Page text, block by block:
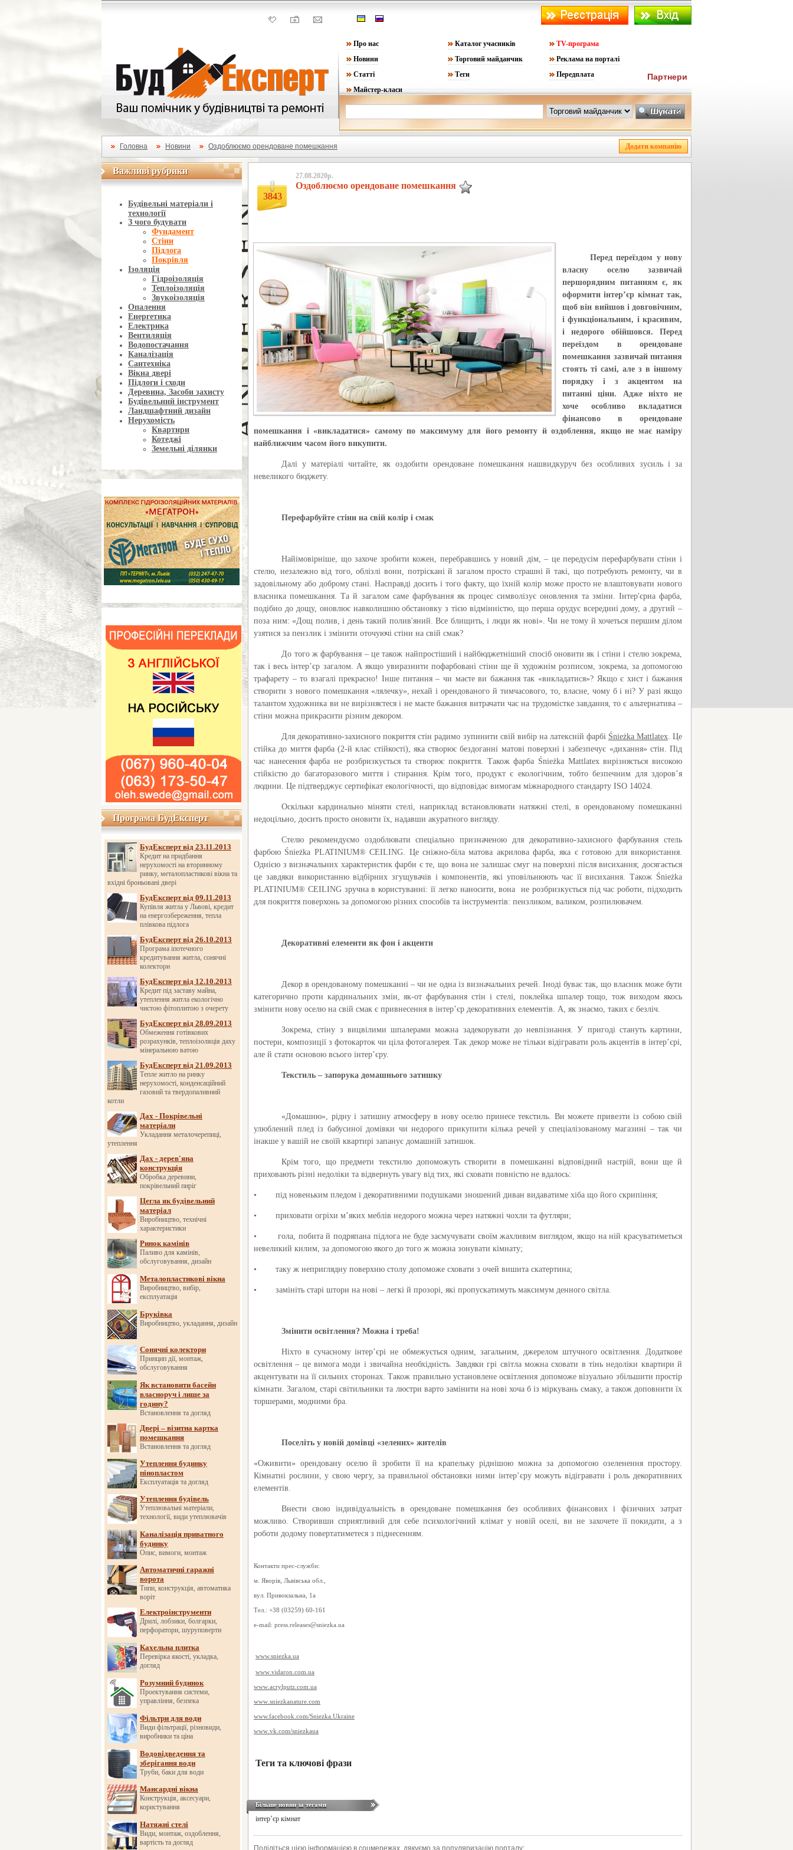
Про нас Каталог учасників
TV-програма
Новини
Торговий майданчик
Реклама на порталі
Статті
Теги
Передплата
Майстер-класи
Партнери
Головна Новини Оздоблюємо орендоване помешкання
Важливі рубрики
Важливі рубрики
Будівельні матеріали і
технології
З чого будувати
Фундамент
Стіни
Підлога
Покрівля
Ізоляція
Гідроізоляція
Теплоізоляція
Звукоізоляція
Опалення
Енергетика
Електрика
Вентиляція
Водопостачання
Каналізація
Сантехніка
Вікна двері
Підлоги і сходи
Деревина, Засоби захисту
Будівельний інструмент
Ландшафтний дизайн
Нерухомість
Квартири
Котеджі
Земельні ділянки
Програма БудЕксперт
Програма БудЕксперт
БудЕксперт від 23.11.2013
Кредит на придбання
нерухомості на вторинному
ринку, металопластикові вікна та
вхідні броньовані двері
БудЕксперт від 09.11.2013
Купівля житла у Львові, кредит
на енергозбереження, тепла
плівкова підлога
БудЕксперт від 26.10.2013
Програма іпотечного
кредитування житла, сонячні
колектори
БудЕксперт від 12.10.2013
Кредит під заставу майна,
утеплення житла екологічно
чистою фітоплитою з очерету
БудЕксперт від 28.09.2013
Обмеження готівкових
розрахунків, теплоізоляція даху
мінеральною ватою
БудЕксперт від 21.09.2013
Тепле житло на ринку
нерухомості, конденсаційний
газовий та твердопаливний
котли
Дах - Покрівельні
матеріали
Укладання металочерепиці,
утеплення
Дах - дерев'яна
конструкція
Обробка деревини,
покрівельний пиріг
Цегла як будівельний
матеріал
Виробництво, технічні
характеристики
Ринок камінів
Паливо для камінів,
обслуговування, дизайн
Металопластикові вікна
Виробництво, вибір,
експлуатація
Бруківка
Виробництво, укладання, дизайн
Сонячні колектори
Принцип дії, монтаж,
обслуговування
Як встановити басейн
власноруч і лише за
годину?
Встановлення та догляд
Двері – візитна картка
помешкання
Встановлення та догляд
Утеплення будинку
пінопластом
Експлуатація та догляд
Утеплення будівель
Утеплювальні матеріали,
технології, види утеплювачів
Каналізація приватного
будинку
Опис, вимоги, монтаж
Автоматичні гаражні
ворота
Типи, конструкція, автоматика
воріт
Електроінструменти
Дрилі, лобзики, болгарки,
перфоратори, шуруповерти
Кахельна плитка
Перевірка якості, укладка,
догляд
Розумний будинок
Проектування системи,
управління, безпека
Фільтри для води
Види фільтрації, різновиди,
виробники та ціна
Водовідведення та
зберігання води
Труби, баки для води
Мансардні вікна
Конструкція, аксесуари,
користування
Натяжні стелі
Види, монтаж, оздоблення,
вартість та догляд
3843
27.08.2020р.
Оздоблюємо орендоване помешкання
Перед переїздом у нову
власну оселю зазвичай
першорядним питанням є, як
оформити інтер’єр кімнат так,
щоб він вийшов і довговічним,
і функціональним, і красивим,
і недорого обійшовся. Перед
переїздом в орендоване
помешкання зазвичай питання
стоять ті самі, але з в іншому
порядку і з акцентом на
питанні ціни. Адже ніхто не
хоче особливо вкладатися
фінансово в орендоване
помешкання і «викладатися» самому по максимуму для його ремонту й оздоблення, якщо не має наміру
найближчим часом його викупити.
Далі у матеріалі читайте, як оздобити орендоване помешкання нашвидкуруч без особливих зусиль і за
невеликого бюджету.
Перефарбуйте стіни на свій колір і смак
Найімовірніше, що захоче зробити кожен, перебравшись у новий дім, – це передусім перефарбувати стіни і
стелю, незалежно від того, облізлі вони, потріскані й загалом просто страшні й такі, що потребують ремонту, чи в
задовільному або доброму стані. Насправді досить і того факту, що їхній колір може просто не влаштовувати нового
власника помешкання. Та й загалом саме фарбування як процес символізує оновлення та зміни. Інтер'єрна фарба,
подібно до дощу, оновлює навколишню обстановку з тією відмінністю, що перша орудує всередині дому, а другий –
поза ним: «Дощ полив, і день такий полив'яний. Все блищить, і люди як нові». Чи не тому й хочеться першим ділом
узятися за пензлик і змінити оточуючі стіни на свій смак?
До того ж фарбування – це також найпростіший і найбюджетніший спосіб оновити як і стіни і стелю зокрема,
так і весь інтер’єр загалом. А якщо увиразнити пофарбовані стіни ще й художнім розписом, зокрема, за допомогою
трафарету – то взагалі прекрасно! Інше питання – чи маєте ви бажання так «викладатися»? Якщо є хист і бажання
створити з нового помешкання «лялечку», нехай і орендованого й тимчасового, то, власне, чому б і ні? У разі якщо
талантом художника ви не вирізняєтеся і не маєте бажання витрачати час на трудомістке завдання, то є альтернатива –
стіни можна прикрасити різним декором.
Для декоративно-захисного покриття стін радимо зупинити свій вибір на латексній фарбі Śnieżka Mattlatex. Це
стійка до миття фарба (2-й клас стійкості), яка створює бездоганні матові поверхні і забезпечує «дихання» стін. Під
час нанесення фарба не розбризкується та створює покриття. Також фарба Śnieżka Mattlatex вирізняється високою
стійкістю до багаторазового миття і стирання. Крім того, продукт є екологічним, тобто безпечним для здоров’я
людини. Це підтверджує сертифікат екологічності, що відповідає вимогам міжнародного стандарту ISO 14024.
Оскільки кардинально міняти стелі, наприклад встановлювати натяжні стелі, в орендованому помешканні
недоцільно, досить просто оновити їх, надавши акуратного вигляду.
Стелю рекомендуємо оздоблювати спеціально призначеною для декоративно-захисного фарбування стель
фарбою Śnieżka PLATINIUM® CEILING. Це сніжно-біла матова акрилова фарба, яка є готовою для використання.
Однією з визначальних характеристик фарби є те, що вона не залишає смуг на поверхні після висихання; досягається
це завдяки використанню відбірних згущувачів і компонентів, які уповільнюють час її висихання. Також Śnieżka
PLATINIUM® CEILING зручна в користуванні: її легко наносити, вона
не розбризкується під час роботи, підходить
для покриття поверхонь за допомогою різних способів та інструментів: пензликом, валиком, розпилювачем.
Декоративні елементи як фон і акценти
Декор в орендованому помешканні – чи не одна із визначальних речей. Іноді буває так, що власник може бути
категорично проти кардинальних змін, як-от фарбування стін і стелі, поклейка шпалер тощо, тож виходом якось
змінити нову оселю на свій смак є привнесення в інтер’єр декоративних елементів. А, як знаємо, таких є безліч.
Зокрема, стіну з вицвілими шпалерами можна задекорувати до невпізнання. У пригоді стануть картини,
постери, композиції з фотокарток чи ціла фотогалерея. Так декор може не тільки відігравати роль акцентів в інтер’єрі,
але й стати основою всього інтер’єру.
Текстиль – запорука домашнього затишку
«Домашню», рідну і затишну атмосферу в нову оселю принесе текстиль. Ви можете привезти із собою свій
улюблений плед із бабусиної домівки чи недорого прикупити кілька речей у спеціалізованому магазині – так чи
інакше у вашій не своїй квартирі запанує домашній затишок.
Крім того, що предмети текстилю допоможуть створити в помешканні відповідний настрій, вони ще й
приховають різні недоліки та відвернуть увагу від тих, які сховати повністю не вдалось:
• під новеньким пледом і декоративними подушками зношений диван видаватиме хіба що його скрипіння;
• приховати огріхи м’яких меблів недорого можна через натяжні чохли та футляри;
•
гола, побита й подряпана підлога не буде засмучувати своїм жахливим виглядом, якщо на ній красуватиметься
невеликий килим, за допомогою якого до того ж можна зонувати кімнату;
• таку ж неприглядну поверхню столу допоможе сховати з очей вишита скатертина;
• замініть старі штори на нові – легкі й прозорі, які пропускатимуть максимум денного світла.
Змінити освітлення? Можна і треба!
Ніхто в сучасному інтер’єрі не обмежується одним, загальним, джерелом штучного освітлення. Додаткове
освітлення – це вимога моди і звичайна необхідність. Завдяки грі світла можна сховати в тінь недоліки квартири й
акцентувати на її сильних сторонах. Також правильно установлене освітлення допоможе візуально збільшити простір
кімнати. Загалом, старі світильники та люстри варто замінити на нові хоча б із міркувань смаку, а також доповнити їх
торшерами, модними бра.
Поселіть у новій домівці «зелених» жителів
«Оживити» орендовану оселю й зробити її на крапельку ріднішою можна за допомогою озеленення простору.
Кімнатні рослини, у свою чергу, за правильної обстановки ними інтер’єру можуть відігравати і роль декоративних
елементів.
Внести свою індивідуальність в орендоване помешкання без особливих фінансових і фізичних затрат
можливо. Створивши сприятливий для себе психологічний клімат у новій оселі, ви не захочете її покидати, а з
роботи додому повертатиметеся з піднесенням.
Контакти прес-служби:
м. Яворів, Львівська обл.,
вул. Привокзальна, 1а
Тел.: +38 (03259) 60-161
e-mail: press.releases@sniezka.ua
www.sniezka.ua
www vidaron com ua
www acrylputz com ua
www sniezkanature com
www.facebook.com/Sniezka.Ukraine
www .vk.com/sniezkaua
Теги та ключові фрази
Більше новин за тегами
інтер’єр кімнат
Поділіться цією інформацією в соцмережах, дякуємо за популяризацію порталу: